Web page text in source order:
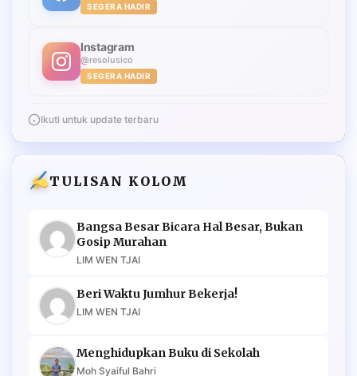
SEGERA HADIR
Instagram
@resolusico
SEGERA HADIR
Ikuti untuk update terbaru
TULISAN KOLOM
Bangsa Besar Bicara Hal Besar, Bukan
Gosip Murahan
LIM WEN TJAI
Beri Waktu Jumhur Bekerja!
LIM WEN TJAI
Menghidupkan Buku di Sekolah
Moh Syaiful Bahri